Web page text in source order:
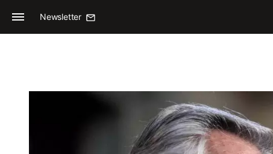
Newsletter